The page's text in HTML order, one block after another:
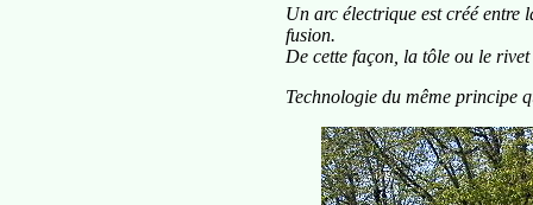
Un arc électrique est créé entre
fusion.
De cette façon, la tôle ou le
Technologie du même principe